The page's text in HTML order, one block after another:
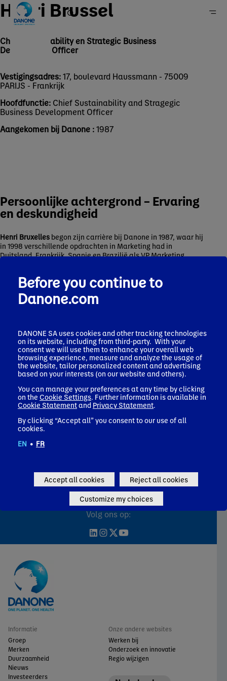
Groep
Governance
Henri Brussel
Chief Sustainability en Strategic Business
Development Officer
Vestigingsadres:17, boulevard Haussmann - 75009
PARIJS - Frankrijk
Hoofdfunctie: Chief Sustainability and Stragegic
Business Development Officer
Aangekomen bij Danone :1987
Persoonlijke achtergrond – Ervaring
en deskundigheid
Henri Bruxelles begon zijn carrière bij Danone in 1987, waar hij
in 1998 verschillende opdrachten in Marketing had in
Duitsland, Frankrijk, Spanje en Brazilië als VP Marketing.
In 2004 werd hij benoemd tot SVP Marketing van de
zuiveldivisie.
In 2010 werd hij benoemd tot General Manager van Danone
Portugal en in 2013 tot General Manager van Danone
Argentinië.
In 2015 werd hij Regional Vice President Waters Latam.
In oktober 2017 trad hij toe tot het Executive Committee als EVP
Waters & Africa Strategic Business Unit.
Officer End-to-End Design to Delivery.
Per januari 2022 is hij benoemd tot Chief Sustainability and
Strategic Business Development Officer
Volg ons op:
Informatie
Groep
Merken
Duurzaamheid
Nieuws
Investeerders
Onze andere websites
Werken bij
Onderzoek en innovatie
Regio wijzigen
Before you continue to
Danone.com
DANONE SA uses cookies and other tracking technologies
on its website, including from third-party. With your
consent we will use them to enhance your overall web
browsing experience, measure and analyze the usage of
the website, tailor personalized content and advertising
based on your interests (on our website and others).
You can manage your preferences at any time by clicking
on the Cookie Settings. Further information is available in
Cookie Statementand Privacy Statement.
By clicking “Accept all” you consent to our use of all
cookies.
EN • FR
Accept all cookies Reject all cookies
Customize my choices